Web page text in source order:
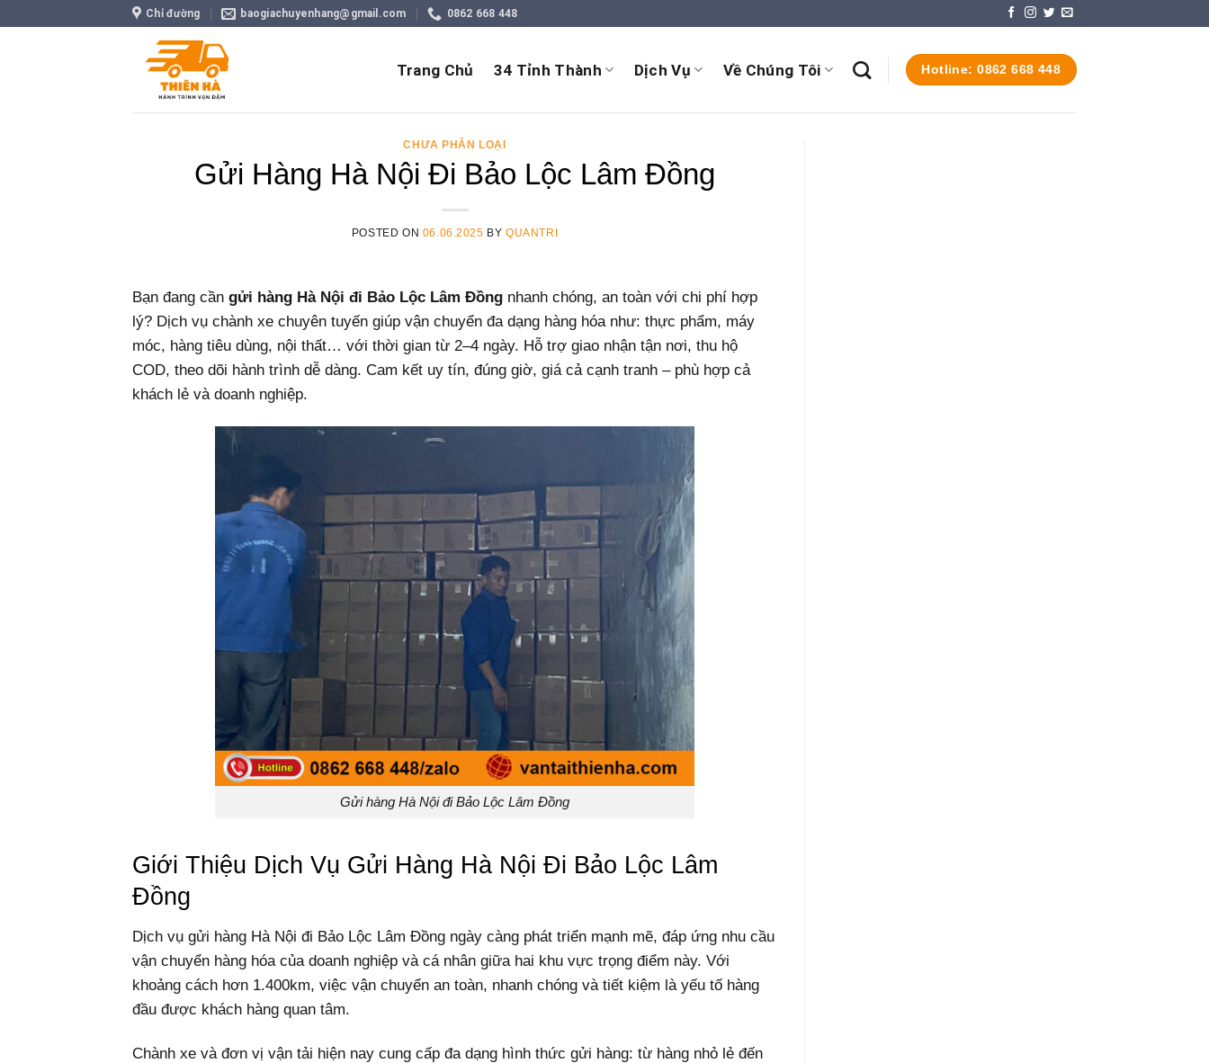
Chỉ đường baogiachuyenhang@gmail.com 0862 668 448
Trang Chủ 34 Tỉnh Thành Dịch Vụ Về Chúng Tôi Hotline: 0862 668 448
CHƯA PHÂN LOẠI
Gửi Hàng Hà Nội Đi Bảo Lộc Lâm Đồng
POSTED ON 06.06.2025 BYQUANTRI
Bạn đang cần gửi hàng Hà Nội đi Bảo Lộc Lâm Đồng nhanh chóng, an toàn với chi phí hợp
lý? Dịch vụ chành xe chuyên tuyến giúp vận chuyển đa dạng hàng hóa như: thực phẩm, máy
móc, hàng tiêu dùng, nội thất… với thời gian từ 2–4 ngày. Hỗ trợ giao nhận tận nơi, thu hộ
COD, theo dõi hành trình dễ dàng. Cam kết uy tín, đúng giờ, giá cả cạnh tranh – phù hợp cả
khách lẻ và doanh nghiệp.
Gửi hàng Hà Nội đi Bảo Lộc Lâm Đồng
Giới Thiệu Dịch Vụ Gửi Hàng Hà Nội Đi Bảo Lộc Lâm
Đồng
Dịch vụ gửi hàng Hà Nội đi Bảo Lộc Lâm Đồng ngày càng phát triển mạnh mẽ, đáp ứng nhu cầu
vận chuyển hàng hóa của doanh nghiệp và cá nhân giữa hai khu vực trọng điểm này. Với
khoảng cách hơn 1.400km, việc vận chuyển an toàn, nhanh chóng và tiết kiệm là yếu tố hàng
đầu được khách hàng quan tâm.
Chành xe và đơn vị vận tải hiện nay cung cấp đa dạng hình thức gửi hàng: từ hàng nhỏ lẻ đến